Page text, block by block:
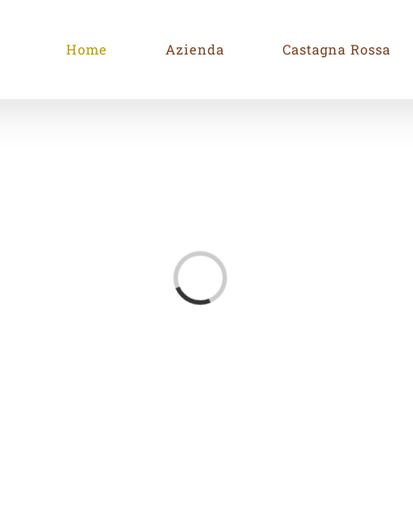
Home Azienda Castagna Rossa
Loading...